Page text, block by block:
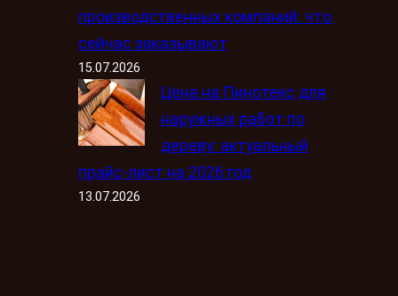
производственных компаний: что
сейчас заказывают
15.07.2026
Цена на Пинотекс для
наружных работ по
дереву: актуальный
прайс-лист на 2026 год
13.07.2026